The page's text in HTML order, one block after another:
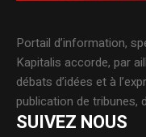
Portail d’information,
Kapitalis accorde, par
débats d’idées et à
publication de tribunes,
SUIVEZ NOUS